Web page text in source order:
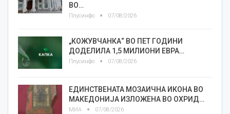
ВО…
Плусинфо 07/08/2026
„КОЖУВЧАНКА“ ВО ПЕТ ГОДИНИ
ДОДЕЛИЛА 1,5 МИЛИОНИ ЕВРА…
Плусинфо 07/08/2026
ЕДИНСТВЕНАТА МОЗАИЧНА ИКОНА ВО
МАКЕДОНИЈА ИЗЛОЖЕНА ВО ОХРИД…
МИА 07/08/2026